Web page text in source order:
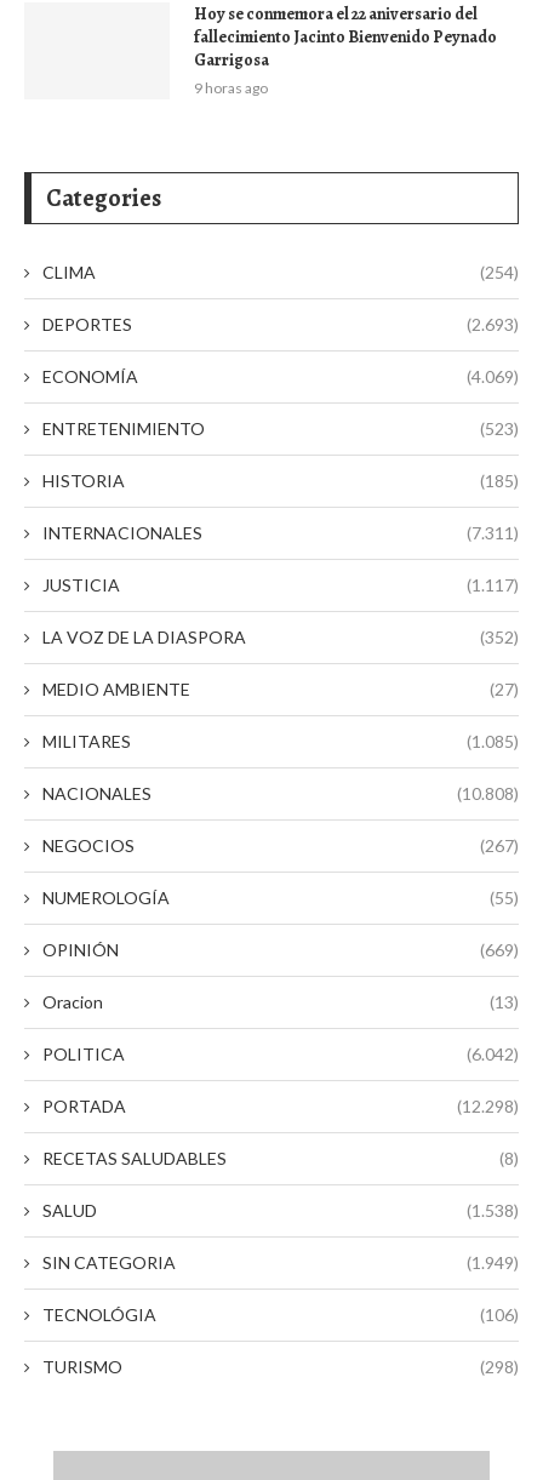
Hoy se conmemora el 22 aniversario del
fallecimiento Jacinto Bienvenido Peynado
Garrigosa
9 horas ago
Categories
CLIMA (254)
DEPORTES (2.693)
ECONOMÍA (4.069)
ENTRETENIMIENTO (523)
HISTORIA (185)
INTERNACIONALES (7.311)
JUSTICIA (1.117)
LA VOZ DE LA DIASPORA (352)
MEDIO AMBIENTE (27)
MILITARES (1.085)
NACIONALES (10.808)
NEGOCIOS (267)
NUMEROLOGÍA (55)
OPINIÓN (669)
Oracion (13)
POLITICA (6.042)
PORTADA (12.298)
RECETAS SALUDABLES (8)
SALUD (1.538)
SIN CATEGORIA (1.949)
TECNOLÓGIA (106)
TURISMO (298)